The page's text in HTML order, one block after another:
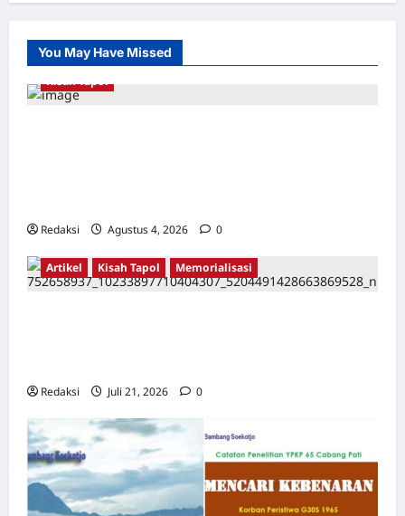
You May Have Missed
Kisah Tapol
Redaksi Agustus 4, 2026 0
Artikel Kisah Tapol Memorialisasi
Redaksi Juli 21, 2026 0